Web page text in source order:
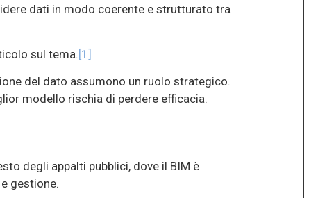
dati in modo coerente e strutturato tra
sul tema. [1]
del dato assumono un ruolo strategico.
modello rischia di perdere efficacia.
degli appalti pubblici, dove il BIM è
gestione.